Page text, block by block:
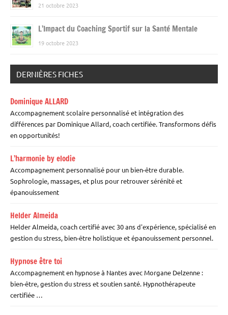
21 octobre 2023
L’Impact du Coaching Sportif sur la Santé Mentale
19 octobre 2023
DERNIÈRES FICHES
Dominique ALLARD
Accompagnement scolaire personnalisé et intégration des
différences par Dominique Allard, coach certifiée. Transformons défis
en opportunités!
L’harmonie by elodie
Accompagnement personnalisé pour un bien-être durable.
Sophrologie, massages, et plus pour retrouver sérénité et
épanouissement
Helder Almeida
Helder Almeida, coach certifié avec 30 ans d'expérience, spécialisé en
gestion du stress, bien-être holistique et épanouissement personnel.
Hypnose être toi
Accompagnement en hypnose à Nantes avec Morgane Delzenne :
bien-être, gestion du stress et soutien santé. Hypnothérapeute
certifiée …